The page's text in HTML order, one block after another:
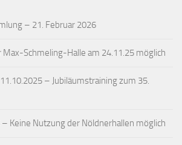
– 21. Februar 2026
Max-Schmeling-Halle am 24.11.25 möglich
– Jubiläumstraining zum 35.
Keine Nutzung der Nöldnerhallen möglich